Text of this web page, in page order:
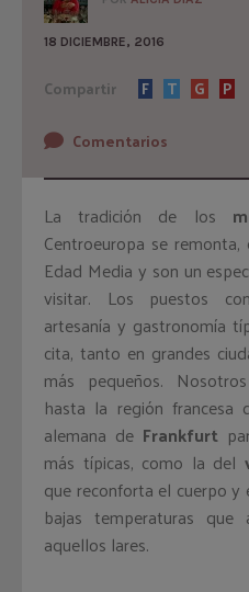
18 DICIEMBRE, 2016
Compartir F T G
P
Comentarios
La tradición de los
Centroeuropa se
Edad Media y son un
visitar. Los puestos
artesanía y gastronomía
cita, tanto en grandes
más pequeños.
hasta la región francesa
alemana de Frankfurt
más típicas, como la del
que reconforta el cuerpo
bajas temperaturas
aquellos lares.